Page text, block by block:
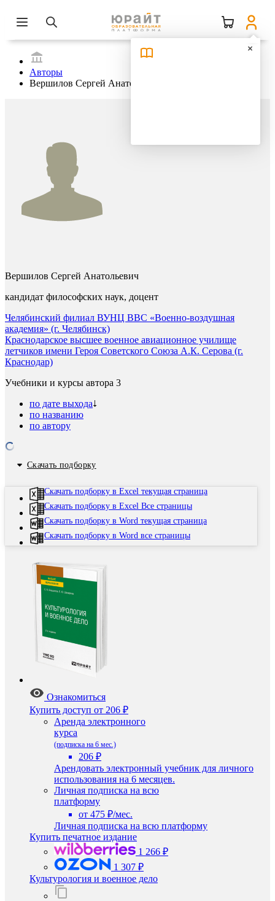
Авторы
Вершилов Сергей Анатольевич
Вершилов Сергей Анатольевич
кандидат философских наук, доцент
Челябинский филиал ВУНЦ ВВС «Военно-воздушная
академия» (г. Челябинск)
Краснодарское высшее военное авиационное училище
летчиков имени Героя Советского Союза А.К. Серова (г.
Краснодар)
Учебники и курсы автора 3
по дате выхода
по названию
по автору
Скачать подборку
Скачать подборку в Excel текущая страница
Скачать подборку в Excel Все страницы
Скачать подборку в Word текущая страница
Скачать подборку в Word все страницы
Ознакомиться
Купить доступ от 206 ₽
Аренда электронного
курса
(подписка на 6 мес.)
206 ₽
Арендовать электронный учебник для личного
использования на 6 месяцев.
Личная подписка на всю
платформу
от 475 ₽/мес.
Личная подписка на всю платформу
Купить печатное издание
1 266 ₽
1 307 ₽
Культурология и военное дело